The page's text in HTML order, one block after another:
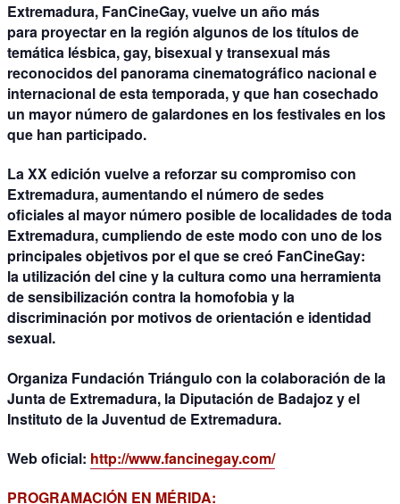
Extremadura, FanCineGay, vuelve un año más
para proyectar en la región algunos de los títulos de
temática lésbica, gay, bisexual y transexual más
reconocidos del panorama cinematográfico nacional e
internacionalde esta temporada, y que han cosechado
un mayor número de galardones en los festivales en los
que han participado.
La XX edición vuelve a reforzar su compromiso con
Extremadura, aumentando el número de sedes
oficiales al mayor número posible de localidades de toda
Extremadura, cumpliendo de este modo con uno de los
principales objetivos por el que se creó FanCineGay:
la utilización del cine y la cultura como una herramienta
de sensibilización contra la homofobia y la
discriminación por motivos de orientación e identidad
sexual.
Organiza Fundación Triángulo con la colaboración de la
Junta de Extremadura, la Diputación de Badajoz y el
Instituto de la Juventud de Extremadura.
Web oficial: http://www.fancinegay.com/
PROGRAMACIÓN EN MÉRIDA: